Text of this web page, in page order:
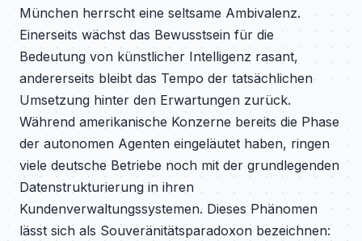
München herrscht eine seltsame Ambivalenz.
Einerseits wächst das Bewusstsein für die
Bedeutung von künstlicher Intelligenz rasant,
andererseits bleibt das Tempo der tatsächlichen
Umsetzung hinter den Erwartungen zurück.
Während amerikanische Konzerne bereits die Phase
der autonomen Agenten eingeläutet haben, ringen
viele deutsche Betriebe noch mit der grundlegenden
Datenstrukturierung in ihren
Kundenverwaltungssystemen. Dieses Phänomen
lässt sich als Souveränitätsparadoxon bezeichnen: